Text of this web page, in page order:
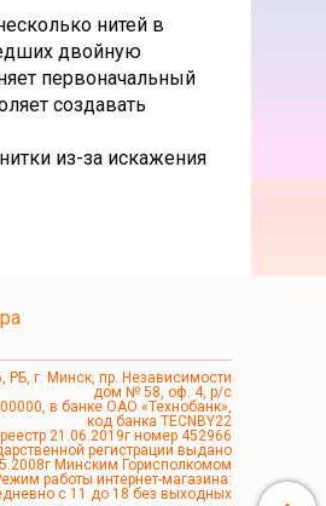
нитей в
двойную
первоначальный
создавать
из-за искажения
г. Минск, пр. Независимости
дом № 58, оф. 4, р/с
в банке ОАО «Технобанк»,
код банка TECNBY22
21.06.2019г номер 452966
регистрации выдано
Минским Горисполкомом
работы интернет-магазина:
с 11 до 18 без выходных